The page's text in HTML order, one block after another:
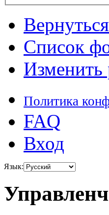
Список
Изменить
Политика
FAQ
Вход
Язык: